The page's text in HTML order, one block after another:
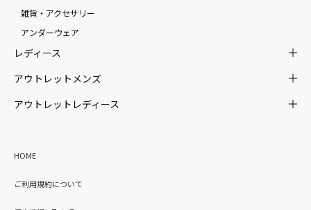
雑貨・アクセサリー
アンダーウェア
レディース
アウトレットメンズ
アウトレットレディース
HOME
ご利用規約について